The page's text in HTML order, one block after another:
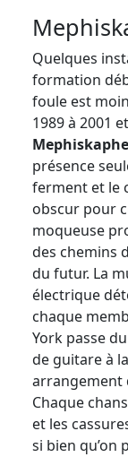
Quelques
formation
foule est
1989 à 2001
présence
ferment et le
obscur pour
moqueuse
des chemins
du futur. La
électrique
chaque
York passe
de guitare à la
arrangement
Chaque
et les
si bien qu’on